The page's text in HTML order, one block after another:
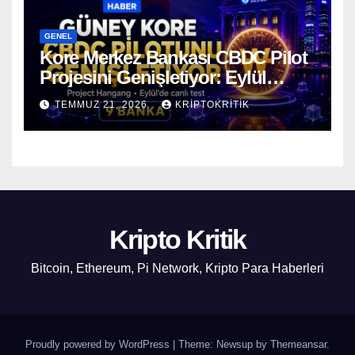
GENEL
Kore Merkez Bankası CBDC Pilot
Projesini Genişletiyor: Eylül
Ayında Gerçek Transferler
Başlıyor
TEMMUZ 21, 2026 KRIPTOKRITIK
Kripto Kritik
Bitcoin, Ethereum, Pi Network, Kripto Para Haberleri
Proudly powered by WordPress Theme: Newsup by Themeansar.